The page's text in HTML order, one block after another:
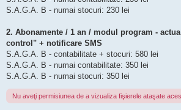
S.A.G.A. B - numai stocuri: 230 lei
2. Abonamente / 1 an / modul program -
control" + notificare SMS
S.A.G.A. B - contabilitate + stocuri: 580 lei
S.A.G.A. B - numai contabilitate: 350 lei
S.A.G.A. B - numai stocuri: 350 lei
Nu aveţi permisiunea de a vizualiza fişierele ataşate